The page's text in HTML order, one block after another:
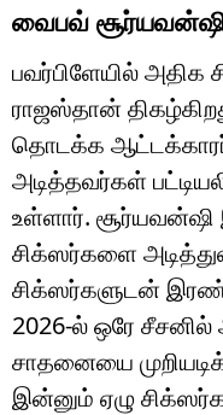
வைபவ்
பவர்பிளேயில்
ராஜஸ்தான்
தொடக்க
அடித்தவர்கள்
உள்ளார். சூர்யவன்ஷி
சிக்ஸர்களை
சிக்ஸர்களுடன்
2026-ல் ஒரே
சாதனையை
இன்னும் ஏழு